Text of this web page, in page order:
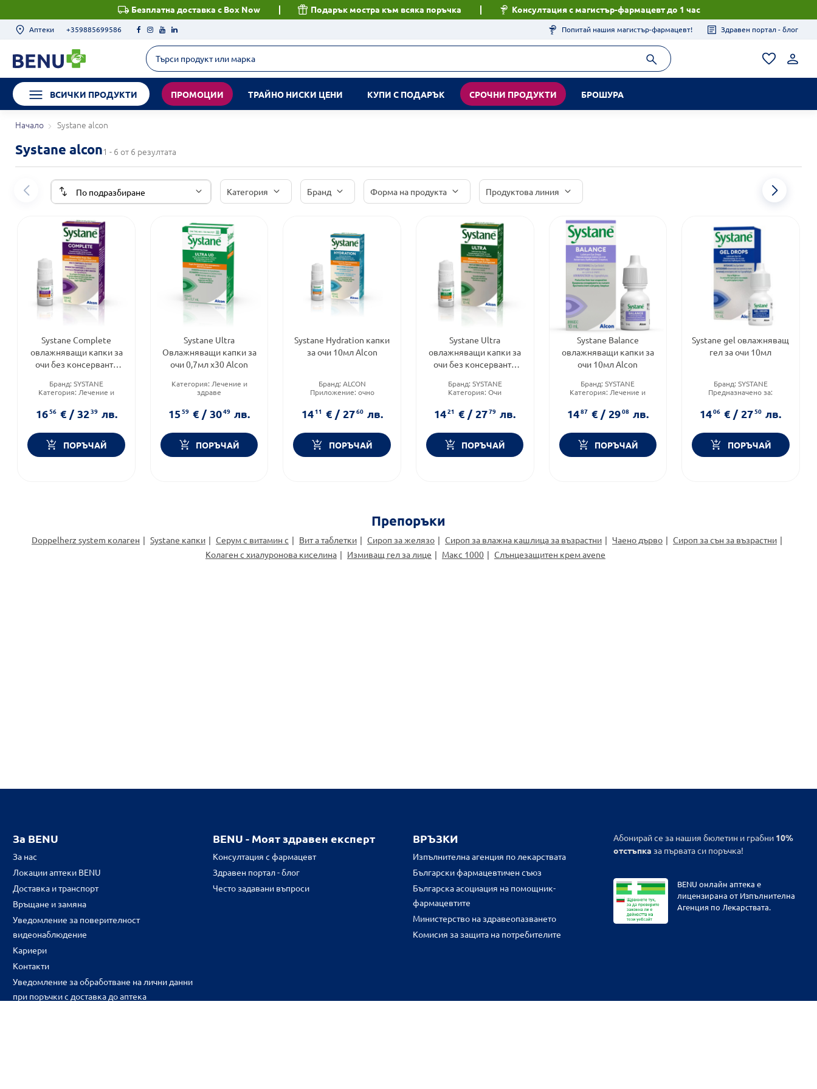
Безплатна доставка с Box Now Подарък мостра към всяка поръчка Консултация с магистър-фармацевт до 1 час
Аптеки +359885699586 Попитай нашия магистър-фармацевт! Здравен портал - блог
ВСИЧКИ ПРОДУКТИ ПРОМОЦИИ ТРАЙНО НИСКИ ЦЕНИ КУПИ С ПОДАРЪК СРОЧНИ ПРОДУКТИ БРОШУРА
Начало Systane alcon
Systane alcon1 - 6 от 6 резултата
Категория Бранд Форма на продукта Продуктова линия
Systane Complete
овлажняващи капки за
очи без консерванти
Бранд:SYSTANE
Категория: Лечение и
Форма на продукта:
1656 € / 3239 лв.
ПОРЪЧАЙ
Systane Ultra
Овлажняващи капки за
очи 0,7мл х30 Alcon
Категория: Лечение и
здраве
възрастни/деца
Форма на продукта:капки
1559 € / 3049 лв.
ПОРЪЧАЙ
Systane Hydration капки
за очи 10мл Alcon
Бранд: ALCON
Приложение: очно
1411 € / 2760 лв.
ПОРЪЧАЙ
Systane Ultra
овлажняващи капки за
очи без консерванти
Бранд: SYSTANE
Категория:Очи
1421 € / 2779 лв.
ПОРЪЧАЙ
Systane Balance
овлажняващи капки за
очи 10мл Alcon
Бранд:SYSTANE
Категория: Лечение и
Предназначено за:
възрастни/деца
1487 € / 2908 лв.
ПОРЪЧАЙ
Systane gel овлажняващ
гел за очи 10мл
Бранд: SYSTANE
Предназначено за:
Форма на продукта:
1406 € / 2750 лв.
ПОРЪЧАЙ
Препоръки
Doppelherz system колаген Systane капки Серум с витамин c Вит а таблетки Сироп за желязо Сироп за влажна кашлица за възрастни Чаено дърво
Сироп за сън за възрастни
Колаген с хиалуронова киселина
Измиващ гел за лице Макс 1000 Слънцезащитен крем avene
За BENU
За нас
Локации аптеки BENU
Доставка и транспорт
Връщане и замяна
Уведомление за поверителност
видеонаблюдение
Кариери
Контакти
Уведомление за обработване на лични данни
при поръчки с доставка до аптека
BENU - Моят здравен експерт
Консултация с фармацевт
Здравен портал - блог
Често задавани въпроси
ВРЪЗКИ
Изпълнителна агенция по лекарствата
Български фармацевтичен съюз
Българска асоциация на помощник-
фармацевтите
Министерство на здравеопазването
Комисия за защита на потребителите
Абонирай се за нашия бюлетин и грабни 10%
отстъпка за първата си поръчка!
BENU онлайн аптека е
лицензирана от Изпълнителна
Агенция по Лекарствата.